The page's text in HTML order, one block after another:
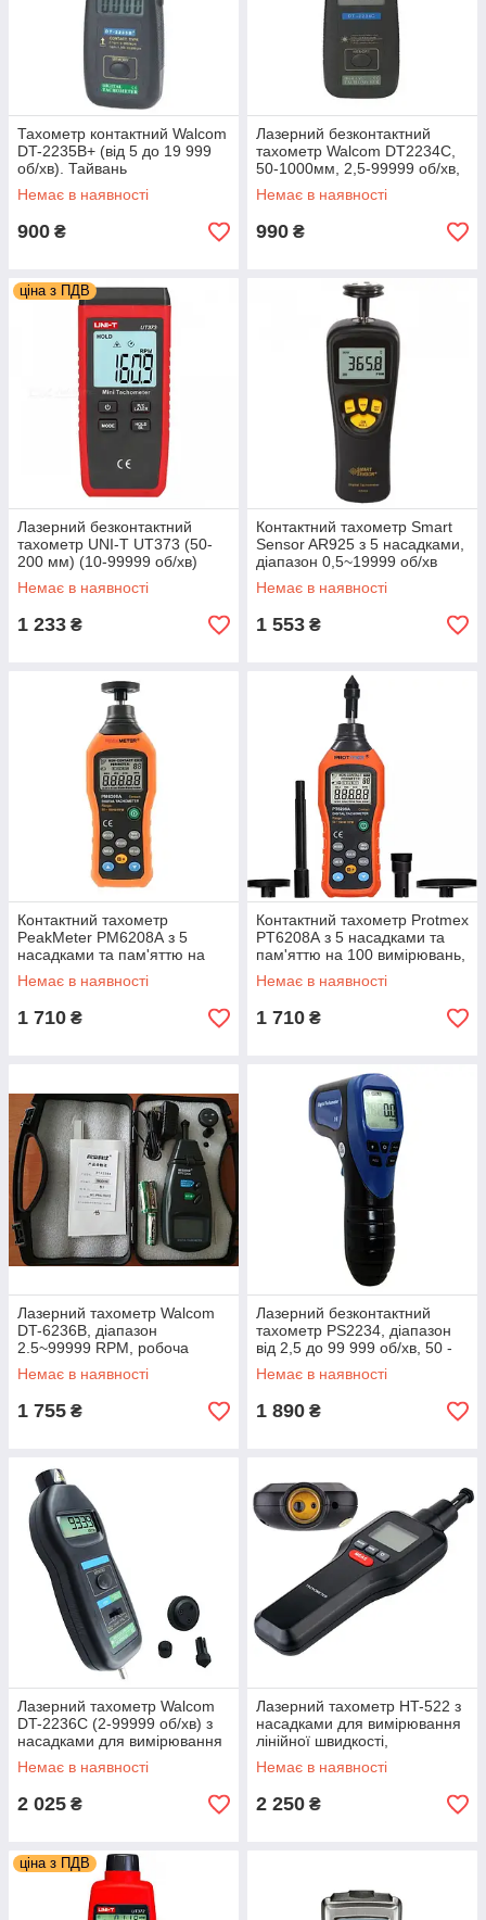
Тахометр контактний Walcom
DT-2235B+ (від 5 до 19 999
об/хв). Тайвань
Немає в наявності
900 ₴
Лазерний безконтактний
тахометр Walcom DT2234С,
50-1000мм, 2,5-99999 об/хв,
MAX, MIN
Немає в наявності
990 ₴
ціна з ПДВ
Лазерний безконтактний
тахометр UNI-T UT373 (50-
200 мм) (10-99999 об/хв)
Немає в наявності
1 233 ₴
Контактний тахометр Smart
Sensor AR925 з 5 насадками,
діапазон 0,5~19999 об/хв
Немає в наявності
1 553 ₴
Контактний тахометр
PeakMeter PM6208А з 5
насадками та пам'яттю на
100 вимірювань, діапазон 50-
19999 об/хв
Немає в наявності
1 710 ₴
Контактний тахометр Protmex
PT6208А з 5 насадками та
пам'яттю на 100 вимірювань,
діапазон 50-19999 об/хв
Немає в наявності
1 710 ₴
Лазерний тахометр Walcom
DT-6236B, діапазон
2.5~99999 RPM, робоча
відстань 50-500 мм
Немає в наявності
1 755 ₴
Лазерний безконтактний
тахометр PS2234, діапазон
від 2,5 до 99 999 об/хв, 50 -
500мм, пам'ять на 60
значень
Немає в наявності
1 890 ₴
Лазерний тахометр Walcom
DT-2236C (2-99999 об/хв) з
насадками для вимірювання
лінійної швидкості, 800 мм
Немає в наявності
2 025 ₴
Лазерний тахометр HT-522 з
насадками для вимірювання
лінійної швидкості,
безконтактний вимір 2-99999
об/хв
Немає в наявності
2 250 ₴
ціна з ПДВ